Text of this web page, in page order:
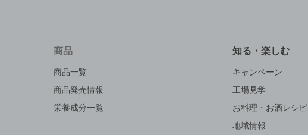
商品
商品一覧
商品発売情報
栄養成分一覧
知る・楽しむ
キャンペーン
工場見学
お料理・お酒レシピ
地域情報